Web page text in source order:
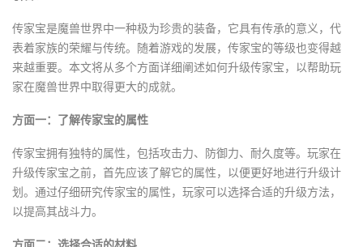
传家宝是魔兽世界中一种极为珍贵的装备，它具有传承的意义，代
表着家族的荣耀与传统。随着游戏的发展，传家宝的等级也变得越
来越重要。本文将从多个方面详细阐述如何升级传家宝，以帮助玩
家在魔兽世界中取得更大的成就。
方面一：了解传家宝的属性
传家宝拥有独特的属性，包括攻击力、防御力、耐久度等。玩家在
升级传家宝之前，首先应该了解它的属性，以便更好地进行升级计
划。通过仔细研究传家宝的属性，玩家可以选择合适的升级方法，
以提高其战斗力。